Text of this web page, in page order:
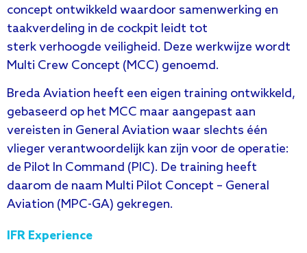
concept ontwikkeld waardoor samenwerking en
taakverdeling in de cockpit leidt tot
sterk verhoogde veiligheid. Deze werkwijze wordt
Multi Crew Concept (MCC) genoemd.
Breda Aviation heeft een eigen training ontwikkeld,
gebaseerd op het MCC maar aangepast aan
vereisten in General Aviation waar slechts één
vlieger verantwoordelijk kan zijn voor de operatie:
de Pilot In Command (PIC). De training heeft
daarom de naam Multi Pilot Concept – General
Aviation (MPC-GA) gekregen.
IFR Experience